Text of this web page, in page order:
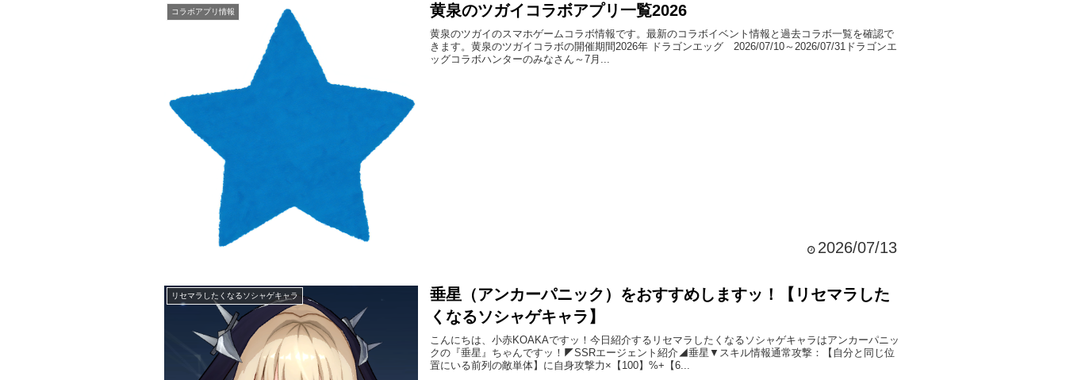
コラボアプリ情報 黄泉のツガイコラボアプリ一覧2026
黄泉のツガイのスマホゲームコラボ情報です。最新のコラボイベント情報と過去コラボ一覧を確認で
きます。黄泉のツガイコラボの開催期間2026年 ドラゴンエッグ 2026/07/10～2026/07/31ドラゴンエ
ッグコラボハンターのみなさん～7月...
2026/07/13
リセマラしたくなるソシャゲキャラ
垂星（アンカーパニック）をおすすめしますッ！【リセマラした
くなるソシャゲキャラ】
こんにちは、小赤KOAKAですッ！今日紹介するリセマラしたくなるソシャゲキャラはアンカーパニッ
クの『垂星』ちゃんですッ！◤SSRエージェント紹介◢垂星▼スキル情報通常攻撃：【自分と同じ位
置にいる前列の敵単体】に自身攻撃力×【100】%+【6...